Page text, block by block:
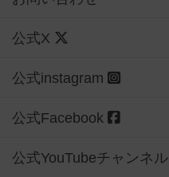
公式X
公式instagram
公式Facebook
公式YouTubeチャンネル